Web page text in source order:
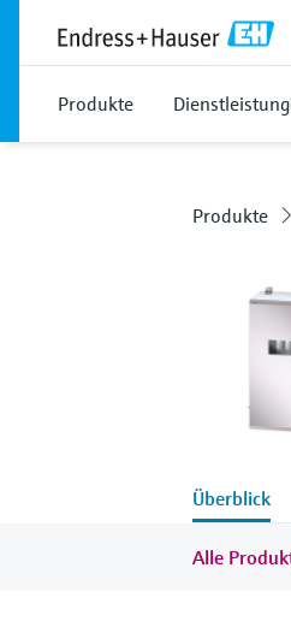
Produkte
Produkte
Überblick
Alle